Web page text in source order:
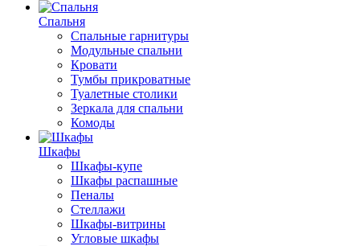
Спальня
Спальные гарнитуры
Модульные спальни
Кровати
Тумбы прикроватные
Туалетные столики
Зеркала для спальни
Комоды
Шкафы
Шкафы-купе
Шкафы распашные
Пеналы
Стеллажи
Шкафы-витрины
Угловые шкафы